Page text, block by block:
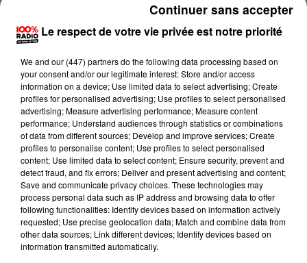
Lecture (4 min 26 sec)
100%
100% Radio les infos du grand Toulouse
Le respect de votre vie privée est notre priorité
We and our (447) partnersdo the following data processing based on
your consent and/or our legitimate interest: Store and/or access
information on a device; Use limited data to select advertising; Create
profiles for personalised advertising; Use profiles to select personalised
advertising; Measure advertising performance; Measure content
performance; Understand audiences through statistics or combinations
of data from different sources; Develop and improve services; Create
profiles to personalise content; Use profiles to select personalised
content; Use limited data to select content; Ensure security, prevent and
detect fraud, and fix errors; Deliver and present advertising and content;
Save and communicate privacy choices. These technologies may
process personal data such as IP address and browsing data to offer
following functionalities: Identify devices based on information actively
requested; Use precise geolocation data; Match and combine data from
other data sources; Link different devices; Identify devices based on
information transmitted automatically.
Continuer sans accepter